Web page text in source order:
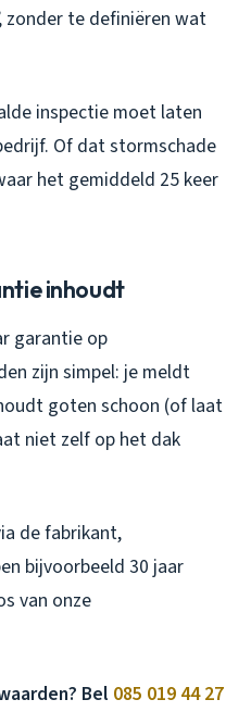
zonder te definiëren wat
inspectie moet laten
Of dat stormschade
het gemiddeld 25 keer
inhoudt
garantie op
zijn simpel: je meldt
goten schoon (of laat
niet zelf op het dak
de fabrikant,
bijvoorbeeld 30 jaar
van onze
Bel 085 019 44 27